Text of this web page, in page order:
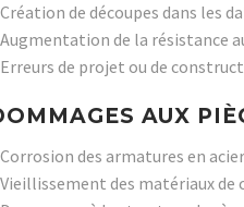
de découpes dans les
de la résistance
de projet ou de
AUX
des armatures en
des matériaux